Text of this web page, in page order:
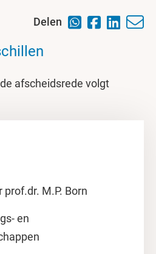
Delen
afscheidsrede volgt
M.P. Born
en